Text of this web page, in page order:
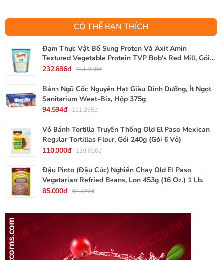
CÓ THỂ BẠN THÍCH
Đạm Thực Vật Bổ Sung Proten Và Axit Amin
Textured Vegetable Protein TVP Bob's Red Mill, Gói
340g, 12 Oz.
232.686đ 251.288đ
Bánh Ngũ Cốc Nguyên Hạt Giàu Dinh Dưỡng, Ít Ngọt
Sanitarium Weet-Bix, Hộp 375g
94.594đ 121.235đ
Vỏ Bánh Tortilla Truyền Thống Old El Paso Mexican
Regular Tortillas Flour, Gói 240g (Gói 6 Vỏ)
110.000đ 139.000đ
Đậu Pinto (Đậu Cúc) Nghiền Chay Old El Paso
Vegetarian Refried Beans, Lon 453g (16 Oz.) 1 Lb.
85.000đ 93.427đ